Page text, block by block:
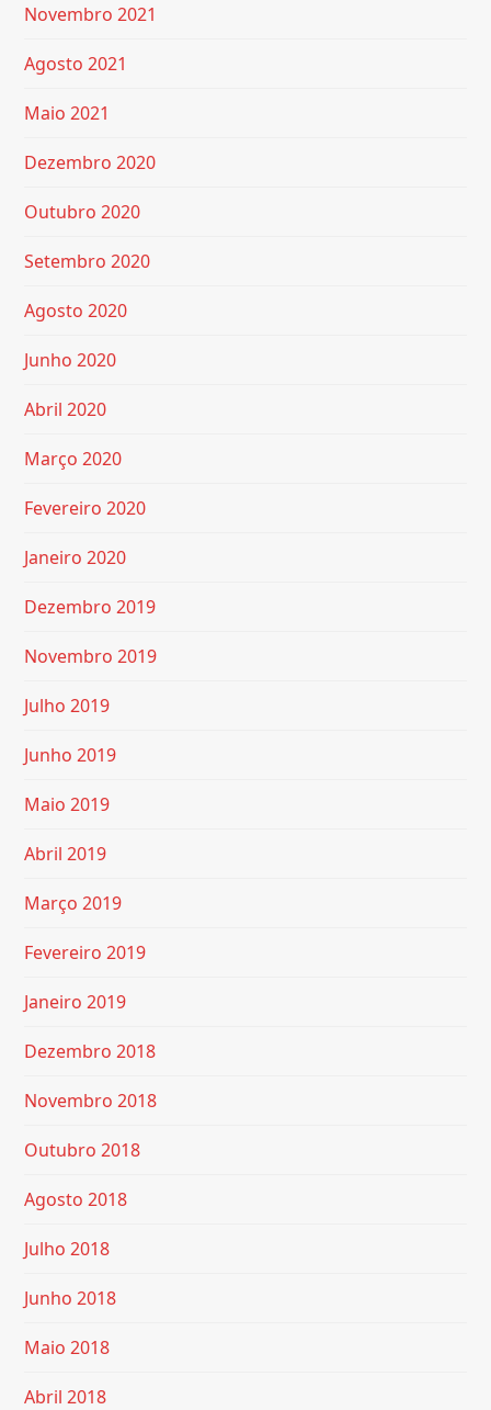
Novembro 2021
Agosto 2021
Maio 2021
Dezembro 2020
Outubro 2020
Setembro 2020
Agosto 2020
Junho 2020
Abril 2020
Março 2020
Fevereiro 2020
Janeiro 2020
Dezembro 2019
Novembro 2019
Julho 2019
Junho 2019
Maio 2019
Abril 2019
Março 2019
Fevereiro 2019
Janeiro 2019
Dezembro 2018
Novembro 2018
Outubro 2018
Agosto 2018
Julho 2018
Junho 2018
Maio 2018
Abril 2018